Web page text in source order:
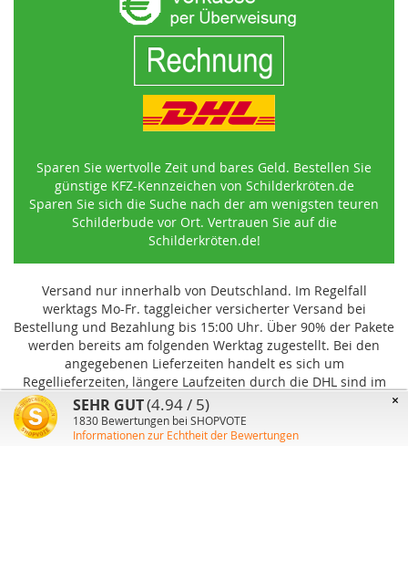
Sparen Sie wertvolle Zeit und bares Geld. Bestellen Sie
günstige KFZ-Kennzeichen von Schilderkröten.de
Sparen Sie sich die Suche nach der am wenigsten teuren
Schilderbude vor Ort. Vertrauen Sie auf die
Schilderkröten.de!
Versand nur innerhalb von Deutschland. Im Regelfall
werktags Mo-Fr. taggleicher versicherter Versand bei
Bestellung und Bezahlung bis 15:00 Uhr. Über 90% der Pakete
werden bereits am folgenden Werktag zugestellt. Bei den
angegebenen Lieferzeiten handelt es sich um
Regellieferzeiten, längere Laufzeiten durch die DHL sind im
Einzelfall möglich und können von uns nicht beeinflusst
werden.
×
SEHR GUT(4.94 / 5)
1830 Bewertungen bei SHOPVOTE
Informationen zur Echtheit der Bewertungen